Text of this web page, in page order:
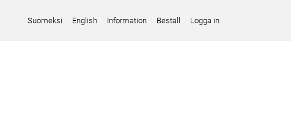
Suomeksi English Information Beställ Logga in